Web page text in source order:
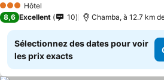
3 ÉtoilesHôtel
8,6 Excellent 10 Chamba, à 12.7 km
Sélectionnez des dates pour voir
les prix exacts